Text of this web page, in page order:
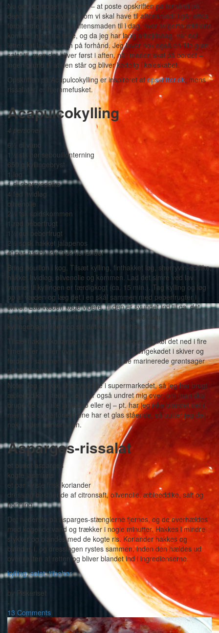
Nu gør jeg noget lidt uvant – at poste opskriften på forhånd på
denne Acapulcokylling, som vi skal have til aftensmad! I går aftes
forberedte jeg nemlig aftensmaden til i dag, hvor svigerforældrene
kommer hjem fra ferie, og da jeg har lang arbejdsdag, var det
lettere at lave maden på forhånd. Jeg laver nok også en lille grøn
salat til, men det bliver først i aften, når maden skal på bordet –
ingen grund til at den står og bliver kedelig i køleskabet.
Opskriften på Acapulcokylling er inspireret af opskrifter.dk, mens
rissalaten er hjemmefusket.
Acapulcokylling
4 personer
6½ dl vand
1½ stk hønsebouillonterning
650 g kyllingebryst
1 løg
1 dl sherryeddike
4 fed hvidløg
olivenolie
2½ tsk spidskommen
1 rød peberfrugt
1½ gul peberfrugt
2½ spsk hakket jalapenos
et par håndfulde frisk koriander
Bring bouillon i kog. Tilsæt kylling, finthakket løg, sherryvin-eddike,
hakket hvidløg, olivenolie og kommen. Lad det simre ved lav
varme, til kyllingen er færdigkogt (ca. 15 min.). Tag kylling og løg
op af væden og læg det i en skål sammen med peberfrugter i
skiver. Lad væden koge videre, til den er svundet ind til ca. det
halve af udgangspunktet. Hæld denne sauce over
kyllingeblandingen og stil det køligt i en halv time.
Tilsæt hakket koriander til kyllingeblandingen og køl det ned i fire
timer eller natten over. Herefter skæres kyllingekødet i skiver og
fordeles sammen med marinaden og de marinerede grøntsager
på tallerkener.
Note: Jeg så ikke sherryeddike i supermarkedet, så jeg har brugt
æbleeddike i stedet. Jeg har også undret mig over, om man skal
bruge de omtalte jalapeno eller ej – pt. har jeg ikke blandet det i,
men hvis svigerforældrene har et glas stående, så putter jeg det
nok i inden serveringen.
Asparges-rissalat
et bundt asparges
kogte jasminris
et par kviste frisk koriander
dressing bestående af citronsaft, olivenolie, æbleeddike, salt og
honning
Det nederste på asparges-stænglerne fjernes, og de overhældes
med kogende vand og trækker i nogle minutter. Hakkes i mindre
stykker og blandes med de kogte ris. Koriander hakkes og
blandes i, og dressingen rystes sammen, inden den hældes ud
over resten af retten og bliver blandet ind i ingredienserne.
kylling,salat,tilbehør
-
by Piskeriset
-
13 Comments